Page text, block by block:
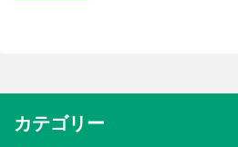
カテゴリー